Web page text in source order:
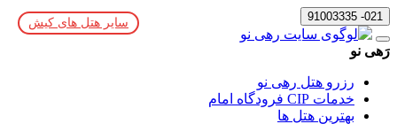
021- 91003335
رَهی نو
رزرو هتل رهی نو
خدمات CIP فرودگاه امام
بهترین هتل ها
سایر هتل های کیش